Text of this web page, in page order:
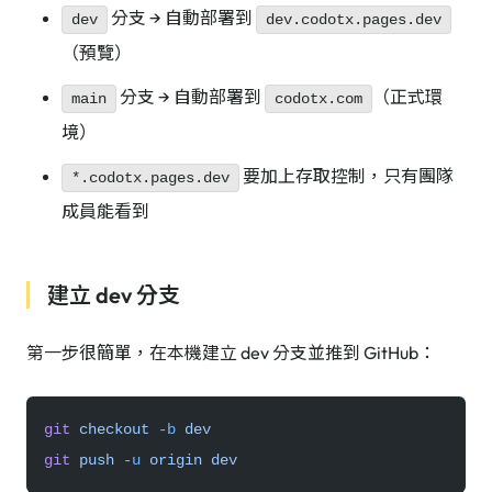
dev 分支 → 自動部署到 dev.codotx.pages.dev
（預覽）
main 分支 → 自動部署到 codotx.com
（正式環
境）
*.codotx.pages.dev
要加上存取控制，只有團隊
成員能看到
建立 dev 分支
第一步很簡單，在本機建立 dev 分支並推到 GitHub：
git checkout -b dev
git push -u origin dev